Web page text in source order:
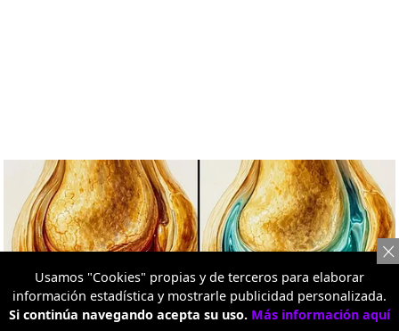
Usamos "Cookies" propias y de terceros para elaborar
información estadística y mostrarle publicidad personalizada.
Si continúa navegando acepta su uso. Más información aquí